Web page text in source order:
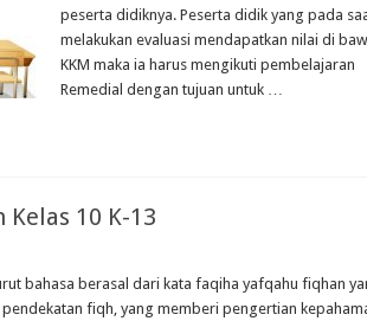
peserta didiknya. Peserta didik yang pada
melakukan evaluasi mendapatkan nilai di
KKM maka ia harus mengikuti pembelajaran
Remedial dengan tujuan untuk …
10 K-13
bahasa berasal dari kata faqiha yafqahu fiqhan
fiqh, yang memberi pengertian